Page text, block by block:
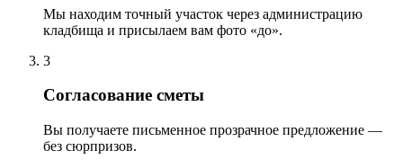
Мы находим точный участок через администрацию
кладбища и присылаем вам фото «до».
3
Согласование сметы
Вы получаете письменное прозрачное предложение —
без сюрпризов.